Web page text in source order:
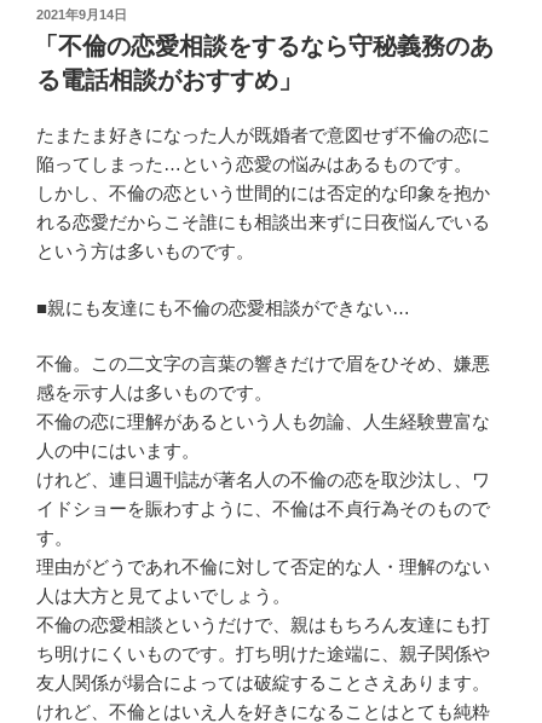
投
稿
2021年9月14日
「不倫の恋愛相談をするなら守秘義務のあ
る電話相談がおすすめ」
たまたま好きになった人が既婚者で意図せず不倫の恋に
陥ってしまった…という恋愛の悩みはあるものです。
しかし、不倫の恋という世間的には否定的な印象を抱か
れる恋愛だからこそ誰にも相談出来ずに日夜悩んでいる
という方は多いものです。
■親にも友達にも不倫の恋愛相談ができない…
不倫。この二文字の言葉の響きだけで眉をひそめ、嫌悪
感を示す人は多いものです。
不倫の恋に理解があるという人も勿論、人生経験豊富な
人の中にはいます。
けれど、連日週刊誌が著名人の不倫の恋を取沙汰し、ワ
イドショーを賑わすように、不倫は不貞行為そのもので
す。
理由がどうであれ不倫に対して否定的な人・理解のない
人は大方と見てよいでしょう。
不倫の恋愛相談というだけで、親はもちろん友達にも打
ち明けにくいものです。打ち明けた途端に、親子関係や
友人関係が場合によっては破綻することさえあります。
けれど、不倫とはいえ人を好きになることはとても純粋